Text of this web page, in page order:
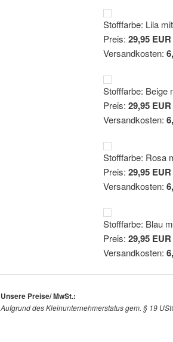
Stofffarbe: Lila
Preis: 29,95 EUR
Versandkosten:
Stofffarbe: Beige
Preis: 29,95 EUR
Versandkosten:
Stofffarbe: Rosa
Preis: 29,95 EUR
Versandkosten:
Stofffarbe: Blau
Preis: 29,95 EUR
Versandkosten:
Unsere Preise/ MwSt.:
Aufgrund des Kleinunternehmerstatus gem. § 19